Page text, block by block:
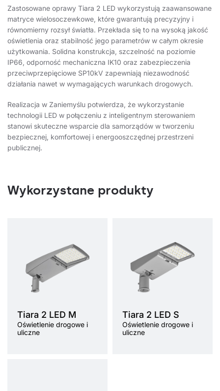
Zastosowane oprawy Tiara 2 LED wykorzystują zaawansowane
matryce wielosoczewkowe, które gwarantują precyzyjny i
równomierny rozsył światła. Przekłada się to na wysoką jakość
oświetlenia oraz stabilność jego parametrów w całym okresie
użytkowania. Solidna konstrukcja, szczelność na poziomie
IP66, odporność mechaniczna IK10 oraz zabezpieczenia
przeciwprzepięciowe SP10kV zapewniają niezawodność
działania nawet w wymagających warunkach drogowych.
Realizacja w Zaniemyślu potwierdza, że wykorzystanie
technologii LED w połączeniu z inteligentnym sterowaniem
stanowi skuteczne wsparcie dla samorządów w tworzeniu
bezpiecznej, komfortowej i energooszczędnej przestrzeni
publicznej.
Wykorzystane produkty
Tiara 2 LED M
Oświetlenie drogowe i
uliczne
boczny do
wysięgnika
lub
Rodzaj klosza
Tiara 2 LED S
Oświetlenie drogowe i
uliczne
boczny do
wysięgnika
lub
Rodzaj klosza